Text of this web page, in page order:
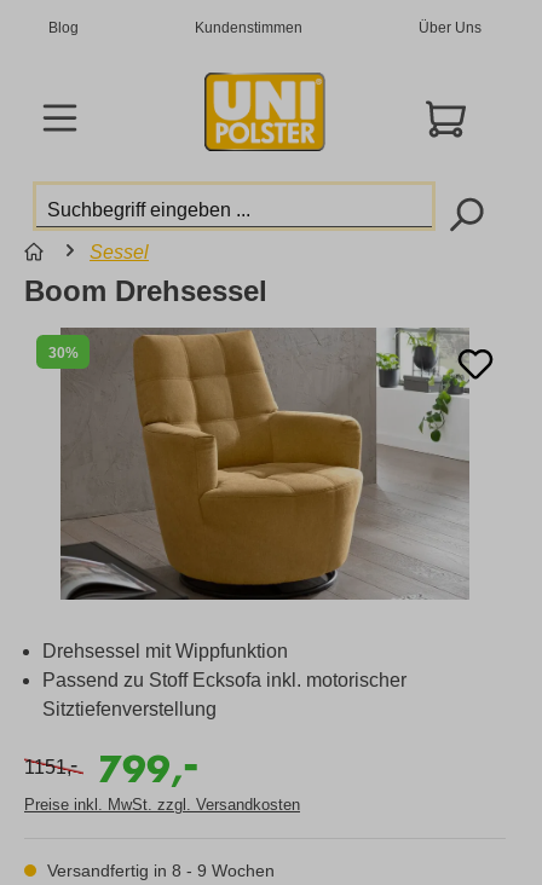
Blog Kundenstimmen Über Uns
Sessel
30%
Boom Drehsessel
Drehsessel mit Wippfunktion
Passend zu Stoff Ecksofa inkl. motorischer
Sitztiefenverstellung
1151,- 799,
-
Preise inkl. MwSt. zzgl. Versandkosten
Versandfertig in 8 - 9 Wochen